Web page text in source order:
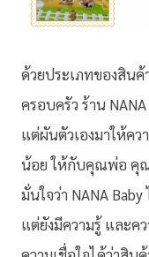
ด้วยประเภทของสิน
ครอบครัว ร้าน
แต่ผันตัวเองมาให้คว
น้อย ให้กับคุณพ่อ คุ
มั่นใจว่า NANA
แต่ยังมีความรู้ และค